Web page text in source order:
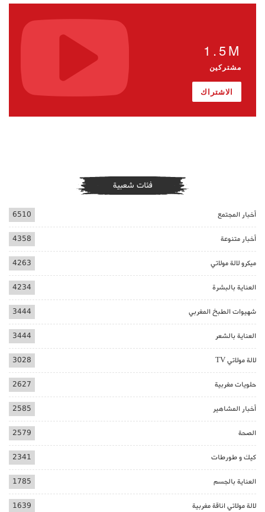
1.5M
مشتركين
الاشتراك
فئات شعبية
أخبار المجتمع 6510
أخبار متنوعة 4358
ميكرو لالة مولاتي 4263
العناية بالبشرة 4234
شهيوات الطبخ المغربي 3444
العناية بالشعر 3444
لالة مولاتي TV 3028
حلويات مغربية 2627
أخبار المشاهير 2585
الصحة 2579
كيك و طورطات 2341
العناية بالجسم 1785
لالة مولاتي اناقة مغربية 1639